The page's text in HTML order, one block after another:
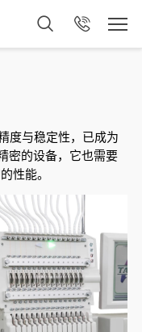
度与稳定性，已成为
密的设备，它也需要
性能。